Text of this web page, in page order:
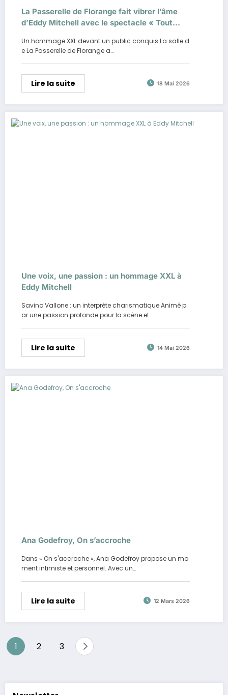
La Passerelle de Florange fait vibrer l’âme
d’Eddy Mitchell avec le spectacle « Tout
Un hommage XXL devant un public conquis La salle d
e La Passerelle de Florange a…
Lire la suite 18 Mai 2026
Une voix, une passion : un hommage XXL à
Eddy Mitchell
Savino Vallone : un interprète charismatique Animé p
ar une passion profonde pour la scène et…
Lire la suite 14 Mai 2026
Ana Godefroy, On s’accroche
Dans « On s'accroche », Ana Godefroy propose un mo
ment intimiste et personnel. Avec un…
Lire la suite 12 Mars 2026
Pagination
1 2 3